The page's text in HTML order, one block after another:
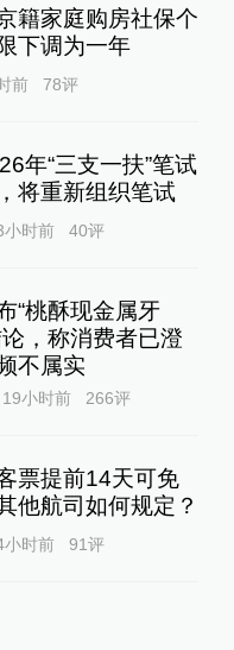
籍家庭购房社保个
下调为一年
前 78评
年“三支一扶”笔试
将重新组织笔试
小时前 40评
“桃酥现金属牙
，称消费者已澄
不属实
19小时前 266评
票提前14天可免
他航司如何规定？
小时前 91评